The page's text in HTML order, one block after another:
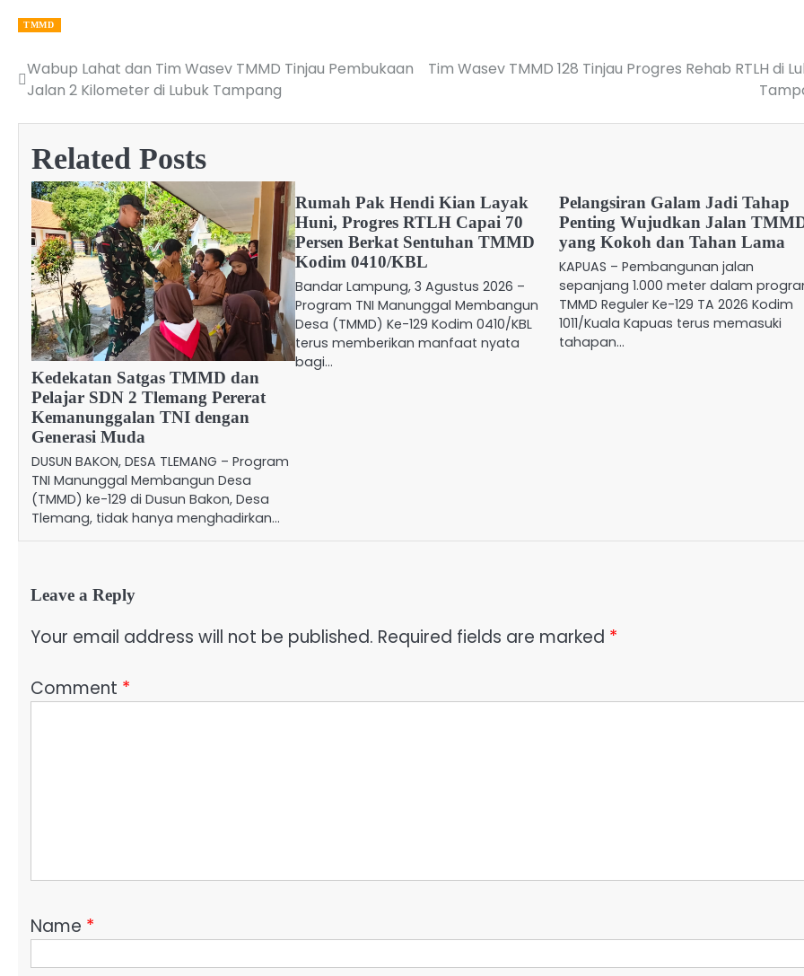
TMMD
Post
Wabup Lahat dan Tim Wasev TMMD Tinjau Pembukaan
Jalan 2 Kilometer di Lubuk Tampang
Tim Wasev TMMD 128 Tinjau Progres Rehab RTLH di
Related Posts
Kedekatan Satgas TMMD dan
Pelajar SDN 2 Tlemang Pererat
Kemanunggalan TNI dengan
Generasi Muda
DUSUN BAKON, DESA TLEMANG – Program
TNI Manunggal Membangun Desa
(TMMD) ke-129 di Dusun Bakon, Desa
Tlemang, tidak hanya menghadirkan…
Rumah Pak Hendi Kian Layak
Huni, Progres RTLH Capai 70
Persen Berkat Sentuhan TMMD
Kodim 0410/KBL
Bandar Lampung, 3 Agustus 2026 –
Program TNI Manunggal Membangun
Desa (TMMD) Ke-129 Kodim 0410/KBL
terus memberikan manfaat nyata
bagi…
Pelangsiran Galam Jadi Tahap
Penting Wujudkan Jalan
yang Kokoh dan Tahan Lama
KAPUAS – Pembangunan jalan
sepanjang 1.000 meter dalam
TMMD Reguler Ke-129 TA 2026 Kodim
1011/Kuala Kapuas terus memasuki
tahapan…
Leave a Reply
Your email address will not be published. Required fields are marked *
Comment *
Name *